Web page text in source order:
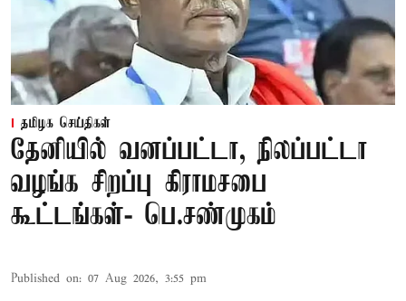
தமிழக செய்திகள்
தேனியில் வனப்பட்டா, நிலப்பட்டா
வழங்க சிறப்பு கிராமசபை
கூட்டங்கள்- பெ.சண்முகம்
Published on: 07 Aug 2026, 3:55 pm